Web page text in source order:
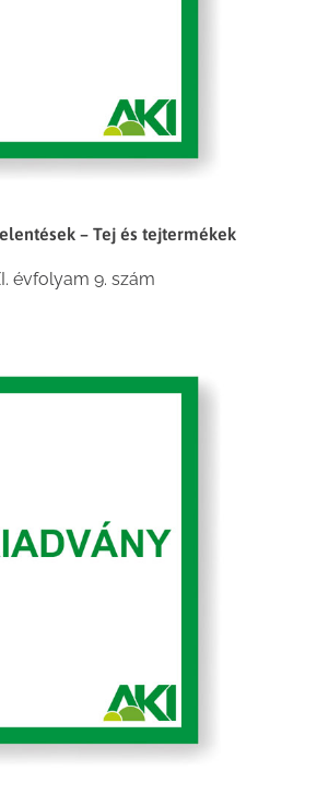
– Tej és tejtermékek
évfolyam 9. szám